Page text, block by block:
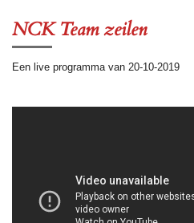
NCK Team zeilen
Een live programma van 20-10-2019